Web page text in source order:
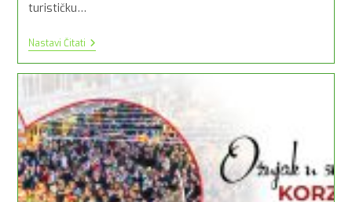
turističku…
Nastavi ČitatiPostavljena
Je
Nova
Interpretacijska
Ploča
Na
Lokalitetu
Sv.
Kvirin